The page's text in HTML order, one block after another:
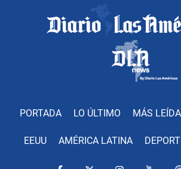
PORTADA LO ÚLTIMO MÁS
EEUU AMÉRICA LATINA